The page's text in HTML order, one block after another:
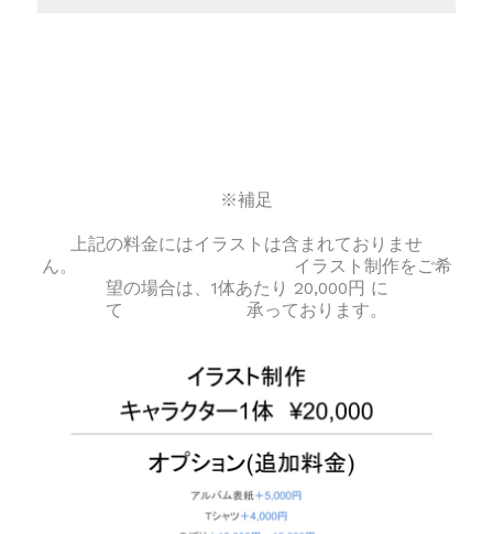
※補足
上記の料金にはイラストは含まれておりませ
ん。 イラスト制作をご希
望の場合は、1体あたり 20,000円 に
て 承っております。